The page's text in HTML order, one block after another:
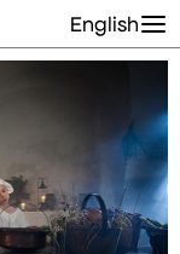
English